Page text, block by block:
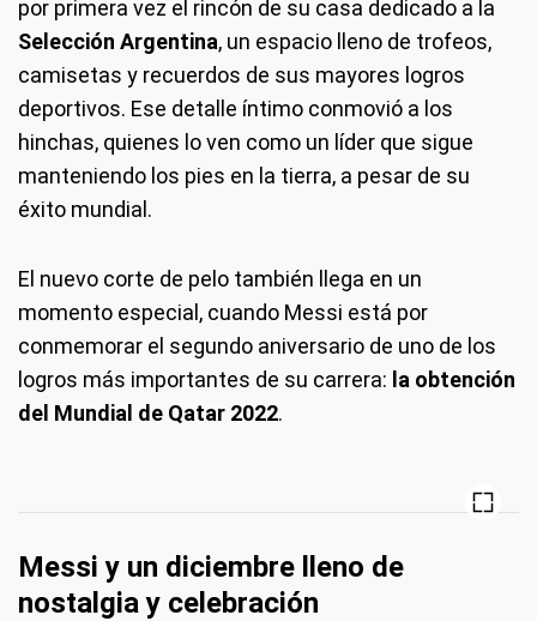
por primera vez el rincón de su casa dedicado a la
Selección Argentina, un espacio lleno de trofeos,
camisetas y recuerdos de sus mayores logros
deportivos. Ese detalle íntimo conmovió a los
hinchas, quienes lo ven como un líder que sigue
manteniendo los pies en la tierra, a pesar de su
éxito mundial.
El nuevo corte de pelo también llega en un
momento especial, cuando Messi está por
conmemorar el segundo aniversario de uno de los
logros más importantes de su carrera: la obtención
del Mundial de Qatar 2022.
Messi y un diciembre lleno de
nostalgia y celebración